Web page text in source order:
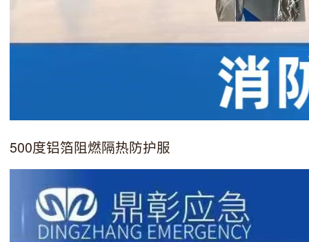
500度铝箔阻燃隔热防护服